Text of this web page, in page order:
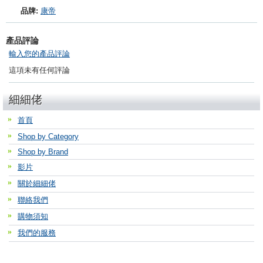
品牌: 康帝
產品評論
輸入您的產品評論
這項未有任何評論
細細佬
首頁
Shop by Category
Shop by Brand
影片
關於細細佬
聯絡我們
購物須知
我們的服務